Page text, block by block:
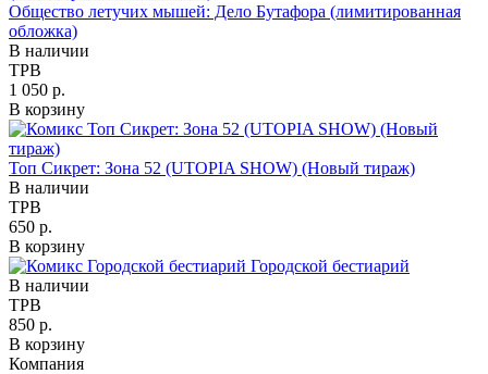
Общество летучих мышей: Дело Бутафора (лимитированная
обложка)
В наличии
TPB
1 050 р.
В корзину
Топ Сикрет: Зона 52 (UTOPIA SHOW) (Новый тираж)
В наличии
TPB
650 р.
В корзину
Городской бестиарий
В наличии
TPB
850 р.
В корзину
Компания